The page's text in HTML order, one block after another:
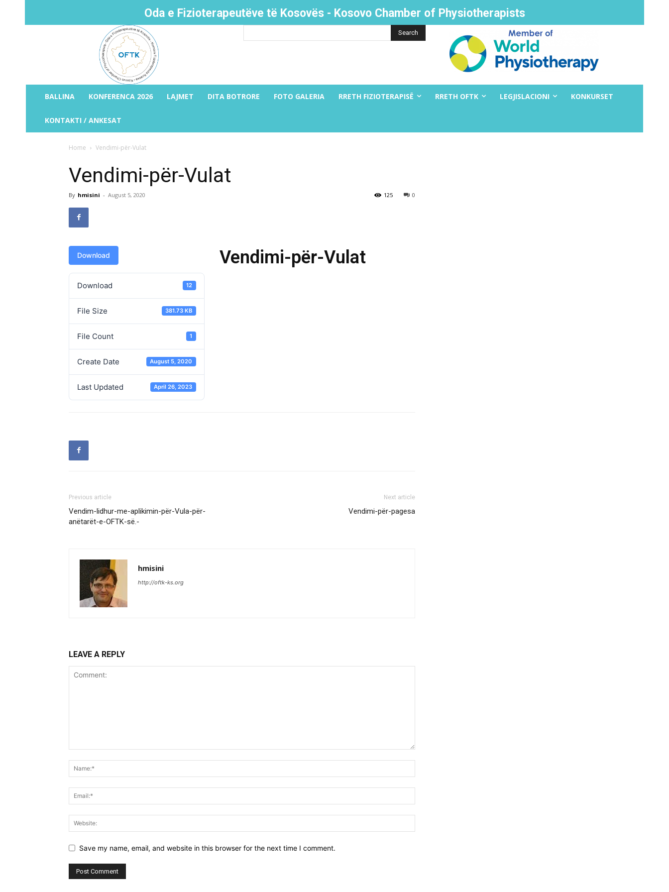
Oda e Fizioterapeutëve të Kosovës - Kosovo Chamber of Physiotherapists
Search
BALLINA KONFERENCA 2026 LAJMET DITA BOTRORE FOTO GALERIA RRETH FIZIOTERAPISË RRETH OFTK LEGJISLACIONI KONKURSET
KONTAKTI / ANKESAT
Home Vendimi-për-Vulat
Vendimi-për-Vulat
By hmisini - August 5, 2020 0
125
Download
Download 12
File Size 381.73 KB
File Count 1
Create Date August 5, 2020
Last Updated April 26, 2023
Vendimi-për-Vulat
Previous article
Vendim-lidhur-me-aplikimin-për-Vula-për-
anëtarët-e-OFTK-së.-
Next article
Vendimi-për-pagesa
hmisini
http://oftk-ks.org
LEAVE A REPLY
Save my name, email, and website in this browser for the next time I comment.